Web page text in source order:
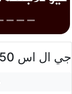
جي ال اس 350